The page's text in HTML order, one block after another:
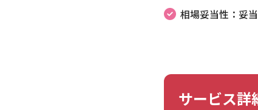
相場妥当性：妥
サービス詳